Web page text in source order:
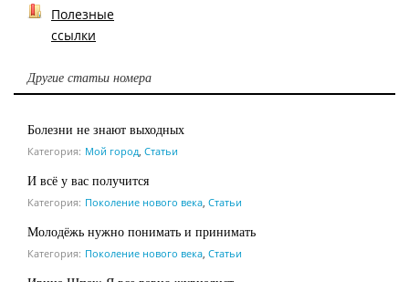
Полезные
ссылки
Другие статьи номера
Болезни не знают выходных
Категория: Мой город, Статьи
И всё у вас получится
Категория: Поколение нового века, Статьи
Молодёжь нужно понимать и принимать
Категория: Поколение нового века, Статьи